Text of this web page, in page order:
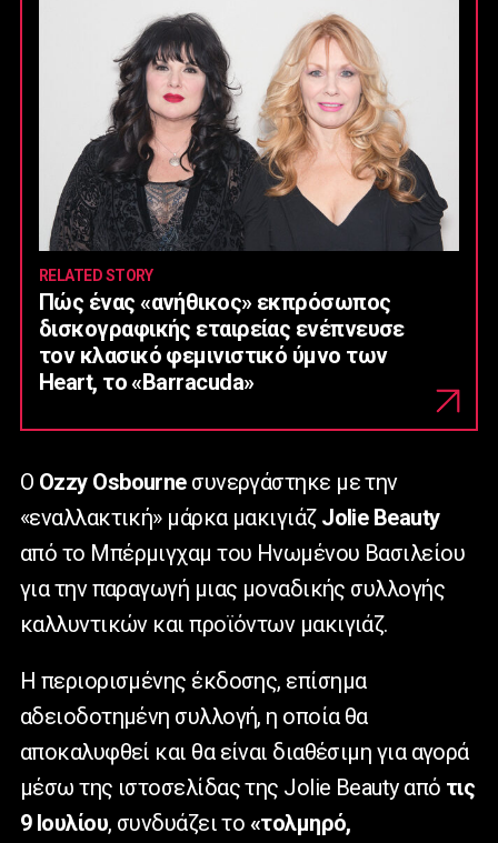
RELATED STORY
Πώς ένας «ανήθικος» εκπρόσωπος
δισκογραφικής εταιρείας ενέπνευσε
τον κλασικό φεμινιστικό ύμνο των
Heart, το «Barracuda»
Ο Ozzy Osbourneσυνεργάστηκε με την
«εναλλακτική» μάρκα μακιγιάζ Jolie Beauty
από το Μπέρμιγχαμ του Ηνωμένου Βασιλείου
για την παραγωγή μιας μοναδικής συλλογής
καλλυντικών και προϊόντων μακιγιάζ.
Η περιορισμένης έκδοσης, επίσημα
αδειοδοτημένη συλλογή, η οποία θα
αποκαλυφθεί και θα είναι διαθέσιμη για αγορά
μέσω της ιστοσελίδας της Jolie Beauty από τις
9 Ιουλίου, συνδυάζει το «τολμηρό,